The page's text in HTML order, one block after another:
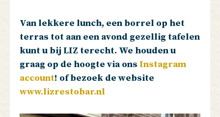
Van lekkere lunch, een borrel op het
terras tot aan een avond gezellig tafelen
kunt u bij LIZ terecht. We houden u
graag op de hoogte via ons Instagram
account! of bezoek de website
www.lizrestobar.nl